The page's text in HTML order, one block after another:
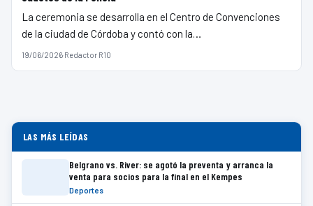
La ceremonia se desarrolla en el Centro de Convenciones
de la ciudad de Córdoba y contó con la…
19/06/2026·Redactor R10
LAS MÁS LEÍDAS
Belgrano vs. River: se agotó la preventa y arranca la
venta para socios para la final en el Kempes
Deportes